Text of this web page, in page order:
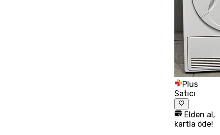
Plus
Satıcı
Elden al,
kartla öde!